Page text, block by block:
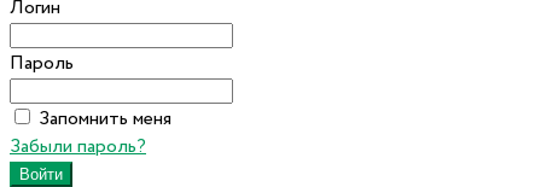
Логин
Пароль
Запомнить меня
Забыли пароль?